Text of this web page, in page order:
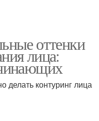
оттенки
лица:
делать контуринг лица